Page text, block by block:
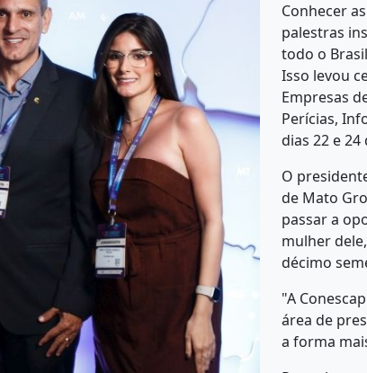
Conhecer
palestras
todo o
Isso levou
Empresas
Perícias,
dias 22 e 24
O
de Mato
passar a
mulher
décimo
"A
área de
a forma